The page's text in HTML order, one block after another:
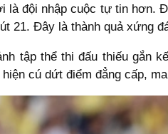
là đội nhập cuộc tự tin hơn.
21. Đây là thành quả xứng
tập thể thi đấu thiếu gắn
cú dứt điểm đẳng cấp,